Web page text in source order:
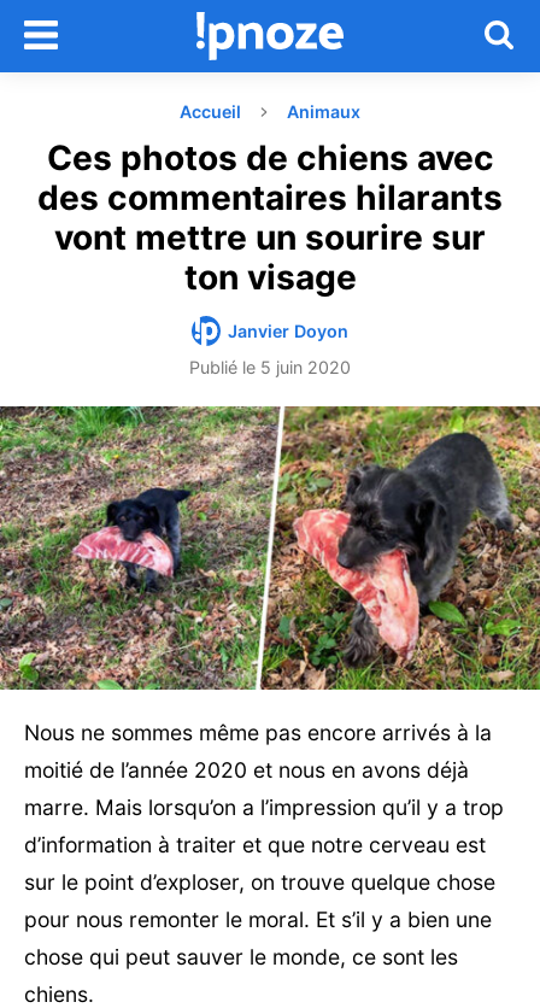
Accueil Animaux
Ces photos de chiens avec
des commentaires hilarants
vont mettre un sourire sur
ton visage
Janvier Doyon
Publié le 5 juin 2020
Nous ne sommes même pas encore arrivés à la
moitié de l’année 2020 et nous en avons déjà
marre. Mais lorsqu’on a l’impression qu’il y a trop
d’information à traiter et que notre cerveau est
sur le point d’exploser, on trouve quelque chose
pour nous remonter le moral. Et s’il y a bien une
chose qui peut sauver le monde, ce sont les
chiens.